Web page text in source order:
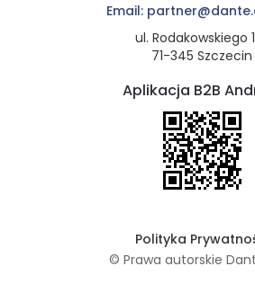
Email:
ul. Rodakowskiego
71-345 Szczecin
Aplikacja B2B
Polityka
© Prawa autorskie